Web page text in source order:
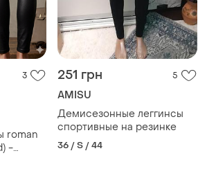
3
roman
-
251 грн 5
AMISU
Демисезонные леггинсы
спортивные на резинке
36 / S / 44